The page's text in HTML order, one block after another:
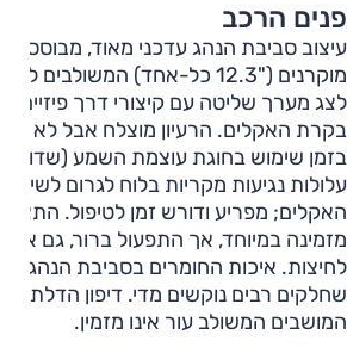
פנים הרכב
עיצוב סביבת הנהג עדכני מאוד, מבוסס על
מוקרנים ("12.3 כל-אחד)
לצג מערך שליטה עם קיצורי דרך פיזיים
בקרת האקלים. הרעיון מוצלח אבל לא
בזמן שימוש בחוגת עוצמת השמע (שדורשת
עלולות נגיעות מקריות בלוח לגרום
האקלים; מפריע ודורש זמן לטיפול.
מזמינה במיוחד, אך התפעול ברור, גם אם
לחיצות. איכות החומרים בסביבת הנהג
שחלקים רבים נוקשים מדי. דיפון הדלתות
המושבים המשולב עור אינו מזמין.